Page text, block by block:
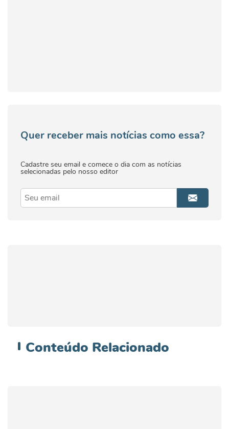
Quer receber mais notícias como essa?
Cadastre seu email e comece o dia com as notícias
selecionadas pelo nosso editor
Conteúdo Relacionado